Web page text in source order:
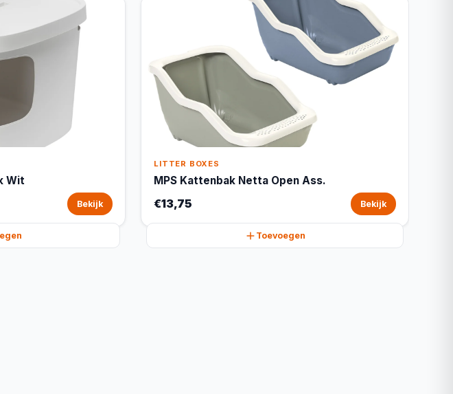
Wit
Bekijk
LITTER BOXES
MPS Kattenbak Netta Open Ass.
€13,75 Bekijk
Toevoegen